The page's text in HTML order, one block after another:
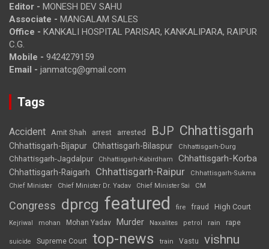
Editor - MONESH DEV SAHU
Associate - MANGALAM SALES
Office - KANKALI HOSPITAL PARISAR, KANKALIPARA, RAIPUR
C.G.
Mobile - 9424279159
Email - janmatcg@gmail.com
Tags
Accident Amit Shah arrest arrested BJP Chhattisgarh
Chhattisgarh-Bijapur Chhattisgarh-Bilaspur Chhattisgarh-Durg
Chhattisgarh-Jagdalpur Chhattisgarh-Kabirdham Chhattisgarh-Korba
Chhattisgarh-Raigarh Chhattisgarh-Raipur
Chhattisgarh-Sukma
Chief Minister
Chief Minister Dr. Yadav Chief Minister Sai CM
Congress dprcg featured fire fraud High Court
Kejriwal mohan Mohan Yadav Murder Naxalites petrol rain rape
suicide Supreme Court top-news train Vastu vishnu